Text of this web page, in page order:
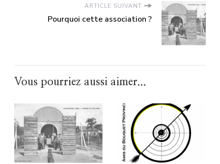
ARTICLE SUIVANT
Pourquoi cette association ?
Vous pourriez aussi aimer...